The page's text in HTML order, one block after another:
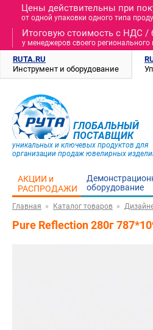
Цены действительны при
от одной упаковки одного типа
Итоговую стоимость c НДС /
у менеджеров своего регионального
RUTA.RU
Инструмент и оборудование
ГЛОБАЛЬНЫЙ
ПОСТАВЩИК
уникальных и ключевых продуктов для
организации продаж ювелирных
АКЦИИ и
РАСПРОДАЖИ
оборудование
Главная Каталог товаров
Pure Reflection 280г